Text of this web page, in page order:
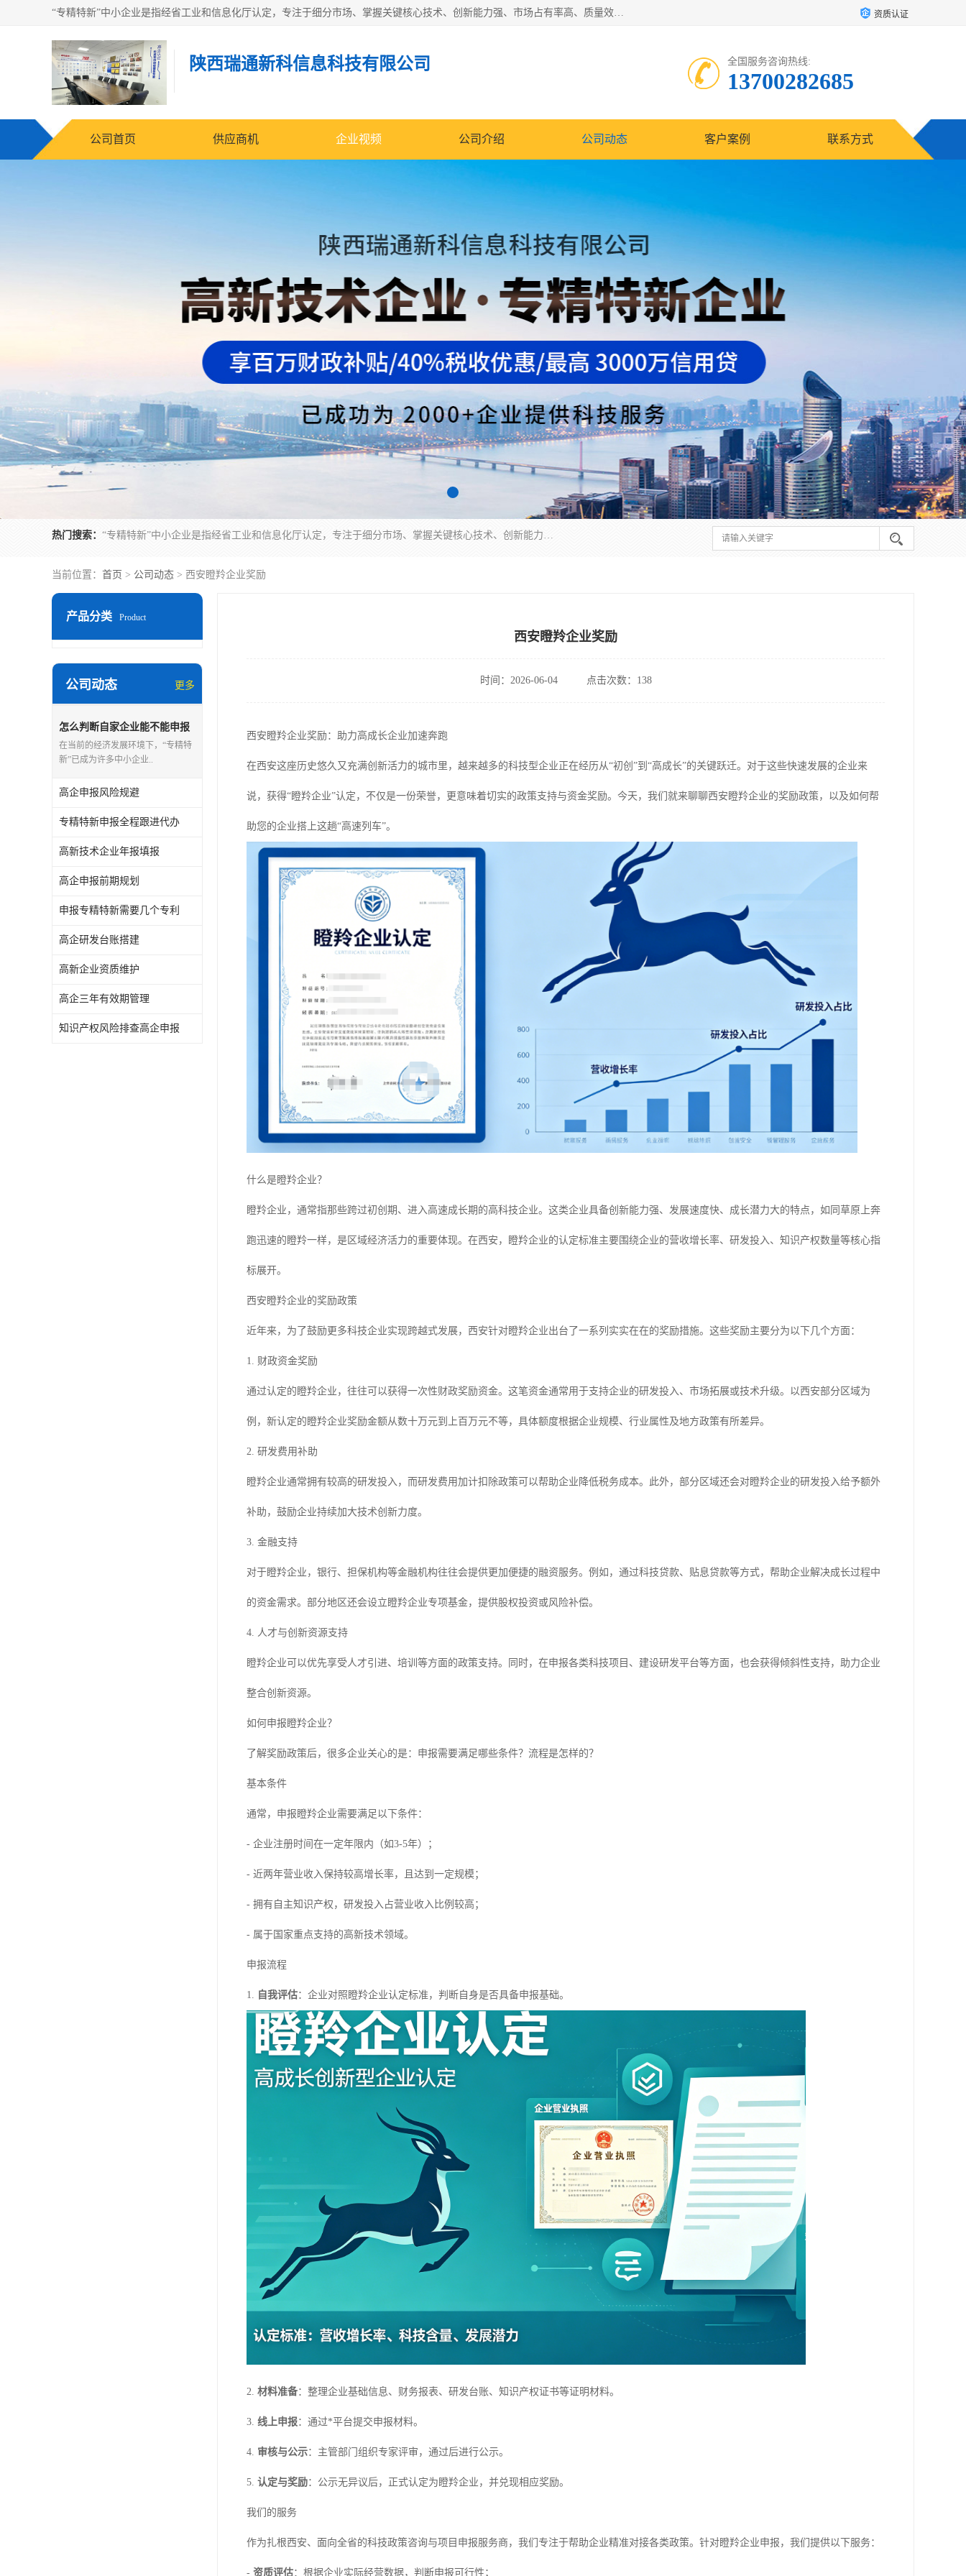
“专精特新”中小企业是指经省工业和信息化厅认定，专注于细分市场、掌握关键核心技术、创新能力强、市场占有率高、质量效益优，在专业化、精细化、特色化、新颖化等方面表现突出的中小企业。 资质认证
陕西瑞通新科信息科技有限公司 全国服务咨询热线:
13700282685
公司首页 供应商机 企业视频 公司介绍 公司动态 客户案例 联系方式
热门搜索： “专精特新”中小企业是指经省工业和信息化厅认定，专注于细分市场、掌握关键核心技术、创新能力强、市场占有率高、质量效益优，在专业化、精细化、特色化、新颖化等方面表现突出的中小企业。
当前位置： 首页 > 公司动态 > 西安瞪羚企业奖励
产品分类 Product
公司动态 更多
怎么判断自家企业能不能申报
专精特新
在当前的经济发展环境下，“专精特
新”已成为许多中小企业..
高企申报风险规避
专精特新申报全程跟进代办
高新技术企业年报填报
高企申报前期规划
申报专精特新需要几个专利
高企研发台账搭建
高新企业资质维护
高企三年有效期管理
知识产权风险排查高企申报
西安瞪羚企业奖励
时间：2026-06-04 点击次数：138
西安瞪羚企业奖励：助力高成长企业加速奔跑
在西安这座历史悠久又充满创新活力的城市里，越来越多的科技型企业正在经历从“初创”到“高成长”的关键跃迁。对于这些快速发展的企业来
说，获得“瞪羚企业”认定，不仅是一份荣誉，更意味着切实的政策支持与资金奖励。今天，我们就来聊聊西安瞪羚企业的奖励政策，以及如何帮
助您的企业搭上这趟“高速列车”。
什么是瞪羚企业？
瞪羚企业，通常指那些跨过初创期、进入高速成长期的高科技企业。这类企业具备创新能力强、发展速度快、成长潜力大的特点，如同草原上奔
跑迅速的瞪羚一样，是区域经济活力的重要体现。在西安，瞪羚企业的认定标准主要围绕企业的营收增长率、研发投入、知识产权数量等核心指
标展开。
西安瞪羚企业的奖励政策
近年来，为了鼓励更多科技企业实现跨越式发展，西安针对瞪羚企业出台了一系列实实在在的奖励措施。这些奖励主要分为以下几个方面：
1. 财政资金奖励
通过认定的瞪羚企业，往往可以获得一次性财政奖励资金。这笔资金通常用于支持企业的研发投入、市场拓展或技术升级。以西安部分区域为
例，新认定的瞪羚企业奖励金额从数十万元到上百万元不等，具体额度根据企业规模、行业属性及地方政策有所差异。
2. 研发费用补助
瞪羚企业通常拥有较高的研发投入，而研发费用加计扣除政策可以帮助企业降低税务成本。此外，部分区域还会对瞪羚企业的研发投入给予额外
补助，鼓励企业持续加大技术创新力度。
3. 金融支持
对于瞪羚企业，银行、担保机构等金融机构往往会提供更加便捷的融资服务。例如，通过科技贷款、贴息贷款等方式，帮助企业解决成长过程中
的资金需求。部分地区还会设立瞪羚企业专项基金，提供股权投资或风险补偿。
4. 人才与创新资源支持
瞪羚企业可以优先享受人才引进、培训等方面的政策支持。同时，在申报各类科技项目、建设研发平台等方面，也会获得倾斜性支持，助力企业
整合创新资源。
如何申报瞪羚企业？
了解奖励政策后，很多企业关心的是：申报需要满足哪些条件？流程是怎样的？
基本条件
通常，申报瞪羚企业需要满足以下条件：
- 企业注册时间在一定年限内（如3-5年）；
- 近两年营业收入保持较高增长率，且达到一定规模；
- 拥有自主知识产权，研发投入占营业收入比例较高；
- 属于国家重点支持的高新技术领域。
申报流程
1. 自我评估：企业对照瞪羚企业认定标准，判断自身是否具备申报基础。
2. 材料准备：整理企业基础信息、财务报表、研发台账、知识产权证书等证明材料。
3. 线上申报：通过*平台提交申报材料。
4. 审核与公示：主管部门组织专家评审，通过后进行公示。
5. 认定与奖励：公示无异议后，正式认定为瞪羚企业，并兑现相应奖励。
我们的服务
作为扎根西安、面向全省的科技政策咨询与项目申报服务商，我们专注于帮助企业精准对接各类政策。针对瞪羚企业申报，我们提供以下服务：
- 资质评估：根据企业实际经营数据，判断申报可行性；